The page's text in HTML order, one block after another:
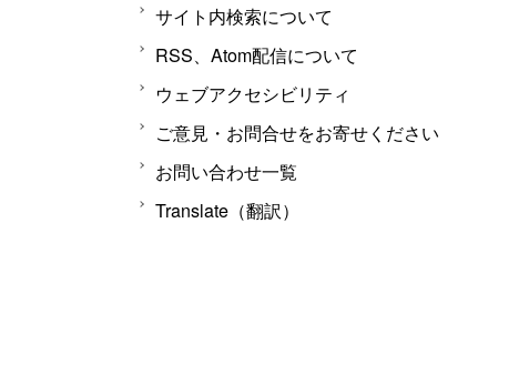
サイト内検索について
RSS、Atom配信について
ウェブアクセシビリティ
ご意見・お問合せをお寄せください
お問い合わせ一覧
Translate（翻訳）